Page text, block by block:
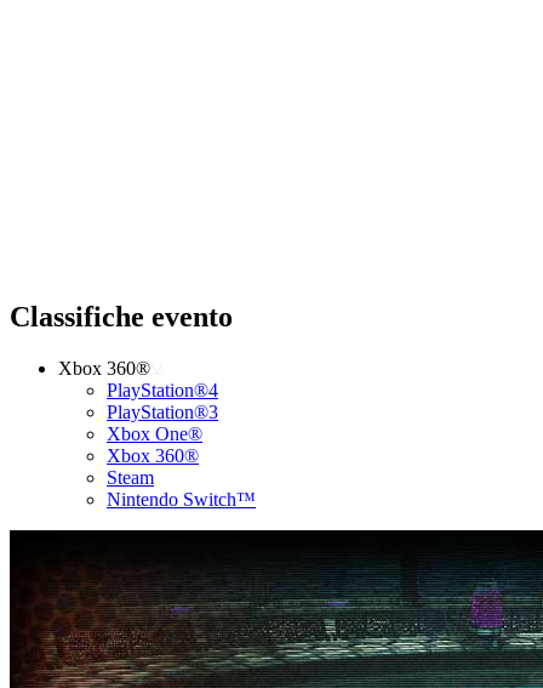
Classifiche evento
Xbox 360®
PlayStation®4
PlayStation®3
Xbox One®
Xbox 360®
Steam
Nintendo Switch™